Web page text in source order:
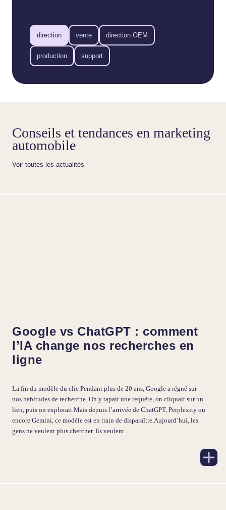
le maximum du web… sans compliquer
la vie de personne.
direction vente direction OEM
production support
Conseils et tendances en marketing
automobile
Voir toutes les actualités
Google vs ChatGPT : comment
l’IA change nos recherches en
ligne
La fin du modèle du clic Pendant plus de 20 ans, Google a régné sur
nos habitudes de recherche. On y tapait une requête, on cliquait sur un
lien, puis on explorait.Mais depuis l’arrivée de ChatGPT, Perplexity ou
encore Gemini, ce modèle est en train de disparaître.Aujourd’hui, les
gens ne veulent plus chercher. Ils veulent…